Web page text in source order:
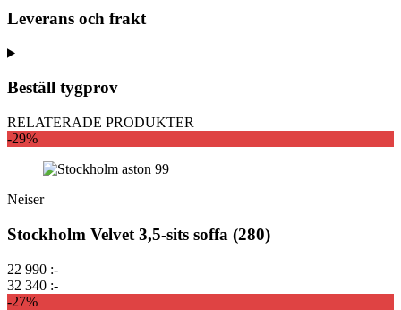
Leverans och frakt
Beställ tygprov
RELATERADE PRODUKTER
-29%
Neiser
Stockholm Velvet 3,5-sits soffa (280)
22 990 :-
32 340 :-
-27%